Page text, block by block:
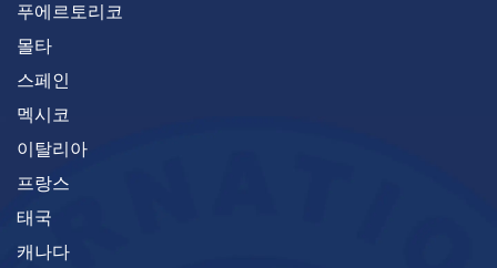
푸에르토리코
몰타
스페인
멕시코
이탈리아
프랑스
태국
캐나다